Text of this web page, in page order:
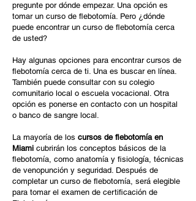
pregunte por dónde empezar. Una opción es
tomar un curso de flebotomía. Pero ¿dónde
puede encontrar un curso de flebotomía cerca
de usted?
Hay algunas opciones para encontrar cursos de
flebotomía cerca de ti. Una es buscar en línea.
También puede consultar con su colegio
comunitario local o escuela vocacional. Otra
opción es ponerse en contacto con un hospital
o banco de sangre local.
La mayoría de los cursos de flebotomía en
Miami cubrirán los conceptos básicos de la
flebotomía, como anatomía y fisiología, técnicas
de venopunción y seguridad. Después de
completar un curso de flebotomía, será elegible
para tomar el examen de certificación de